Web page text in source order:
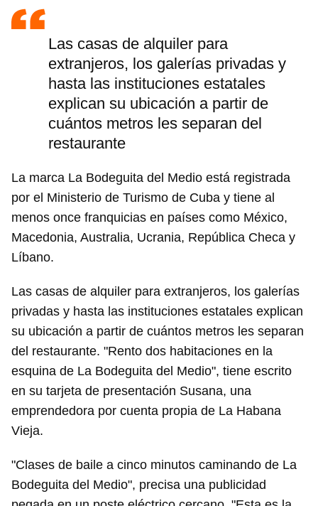
Las casas de alquiler para
extranjeros, los galerías privadas y
hasta las instituciones estatales
explican su ubicación a partir de
cuántos metros les separan del
restaurante
La marca La Bodeguita del Medio está registrada
por el Ministerio de Turismo de Cuba y tiene al
menos once franquicias en países como México,
Macedonia, Australia, Ucrania, República Checa y
Líbano.
Las casas de alquiler para extranjeros, los galerías
privadas y hasta las instituciones estatales explican
su ubicación a partir de cuántos metros les separan
del restaurante. "Rento dos habitaciones en la
esquina de La Bodeguita del Medio", tiene escrito
en su tarjeta de presentación Susana, una
emprendedora por cuenta propia de La Habana
Vieja.
"Clases de baile a cinco minutos caminando de La
Bodeguita del Medio", precisa una publicidad